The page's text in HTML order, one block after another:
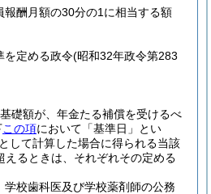
酬月額の30分の1に相当する額
を定める政令(昭和32年政令第283
礎額が、年金たる補償を受けるべ
この項において「基準日」とい
して計算した場合に得られる当該
るときは、それぞれその定める
校歯科医及び学校薬剤師の公務